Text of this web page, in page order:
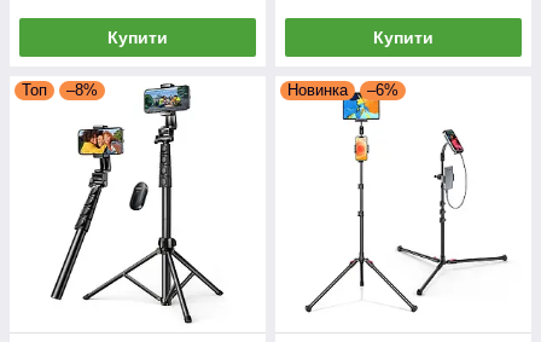
Купити Купити
Топ –8% Новинка –6%